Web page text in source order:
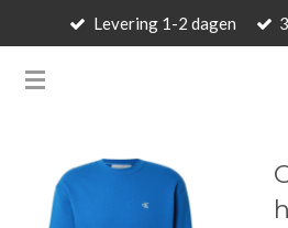
naar
BARBARA'S
Levering 1-2 dagen